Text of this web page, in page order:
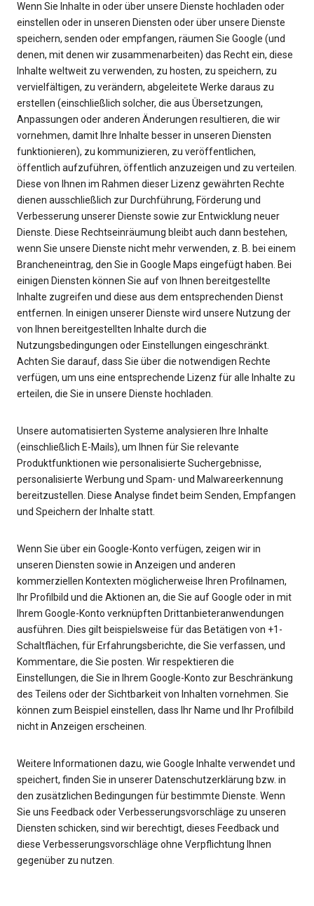
Wenn Sie Inhalte in oder über unsere Dienste hochladen oder
einstellen oder in unseren Diensten oder über unsere Dienste
speichern, senden oder empfangen, räumen Sie Google (und
denen, mit denen wir zusammenarbeiten) das Recht ein, diese
Inhalte weltweit zu verwenden, zu hosten, zu speichern, zu
vervielfältigen, zu verändern, abgeleitete Werke daraus zu
erstellen (einschließlich solcher, die aus Übersetzungen,
Anpassungen oder anderen Änderungen resultieren, die wir
vornehmen, damit Ihre Inhalte besser in unseren Diensten
funktionieren), zu kommunizieren, zu veröffentlichen,
öffentlich aufzuführen, öffentlich anzuzeigen und zu verteilen.
Diese von Ihnen im Rahmen dieser Lizenz gewährten Rechte
dienen ausschließlich zur Durchführung, Förderung und
Verbesserung unserer Dienste sowie zur Entwicklung neuer
Dienste. Diese Rechtseinräumung bleibt auch dann bestehen,
wenn Sie unsere Dienste nicht mehr verwenden, z. B. bei einem
Brancheneintrag, den Sie in Google Maps eingefügt haben. Bei
einigen Diensten können Sie auf von Ihnen bereitgestellte
Inhalte zugreifen und diese aus dem entsprechenden Dienst
entfernen. In einigen unserer Dienste wird unsere Nutzung der
von Ihnen bereitgestellten Inhalte durch die
Nutzungsbedingungen oder Einstellungen eingeschränkt.
Achten Sie darauf, dass Sie über die notwendigen Rechte
verfügen, um uns eine entsprechende Lizenz für alle Inhalte zu
erteilen, die Sie in unsere Dienste hochladen.
Unsere automatisierten Systeme analysieren Ihre Inhalte
(einschließlich E-Mails), um Ihnen für Sie relevante
Produktfunktionen wie personalisierte Suchergebnisse,
personalisierte Werbung und Spam- und Malwareerkennung
bereitzustellen. Diese Analyse findet beim Senden, Empfangen
und Speichern der Inhalte statt.
Wenn Sie über ein Google-Konto verfügen, zeigen wir in
unseren Diensten sowie in Anzeigen und anderen
kommerziellen Kontexten möglicherweise Ihren Profilnamen,
Ihr Profilbild und die Aktionen an, die Sie auf Google oder in mit
Ihrem Google-Konto verknüpften Drittanbieteranwendungen
ausführen. Dies gilt beispielsweise für das Betätigen von +1-
Schaltflächen, für Erfahrungsberichte, die Sie verfassen, und
Kommentare, die Sie posten. Wir respektieren die
Einstellungen, die Sie in Ihrem Google-Konto zur Beschränkung
des Teilens oder der Sichtbarkeit von Inhalten vornehmen. Sie
können zum Beispiel einstellen, dass Ihr Name und Ihr Profilbild
Weitere Informationen dazu, wie Google Inhalte verwendet und
speichert, finden Sie in unserer Datenschutzerklärung bzw. in
den zusätzlichen Bedingungen für bestimmte Dienste. Wenn
Sie uns Feedback oder Verbesserungsvorschläge zu unseren
Diensten schicken, sind wir berechtigt, dieses Feedback und
diese Verbesserungsvorschläge ohne Verpflichtung Ihnen
gegenüber zu nutzen.